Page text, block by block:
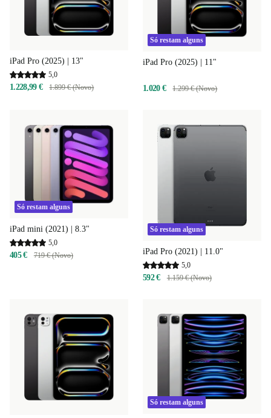
iPad Pro (2025) | 13"
5,0
1.228,99 € 1.899 € (Novo)
Só restam alguns
iPad Pro (2025) | 11"
1.020 € 1.299 € (Novo)
Só restam alguns
iPad mini (2021) | 8.3"
5,0
405 € 719 € (Novo)
Só restam alguns
iPad Pro (2021) | 11.0"
5,0
592 € 1.159 € (Novo)
Só restam alguns